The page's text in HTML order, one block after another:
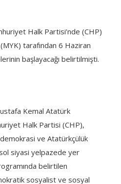
Halk Partisi’nde (CHP)
tarafından 6 Haziran
başlayacağı belirtilmişti.
Kemal Atatürk
Halk Partisi (CHP),
ve Atatürkçülük
siyasi yelpazede yer
belirtilen
sosyalist ve sosyal